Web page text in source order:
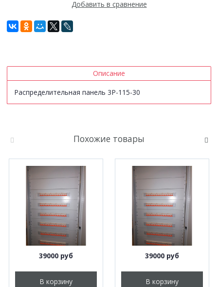
Добавить в сравнение
Описание
Распределительная панель 3P-115-30
Похожие товары
39000 руб
В корзину
39000 руб
В корзину